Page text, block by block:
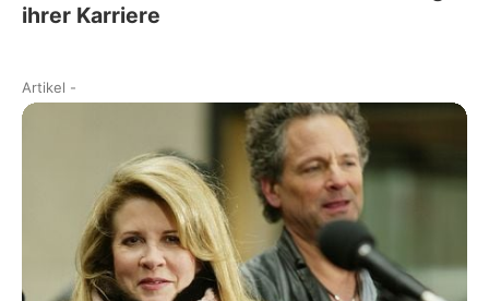
ihrer Karriere
Artikel -